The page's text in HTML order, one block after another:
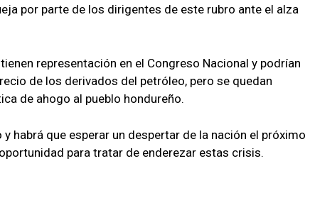
por parte de los dirigentes de este rubro ante el alza
representación en el Congreso Nacional y podrían
de los derivados del petróleo, pero se quedan
de ahogo al pueblo hondureño.
habrá que esperar un despertar de la nación el próximo
para tratar de enderezar estas crisis.